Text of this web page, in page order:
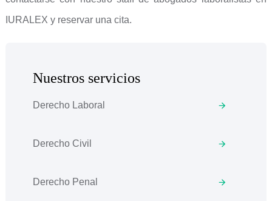
IURALEX y reservar una cita.
Nuestros servicios
Derecho Laboral
Derecho Civil
Derecho Penal